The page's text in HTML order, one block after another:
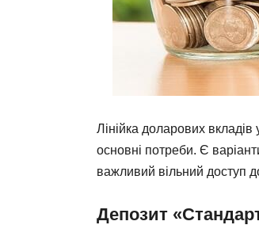
Лінійка доларових
основні потреби. Є
важливий вільний доступ
Депозит